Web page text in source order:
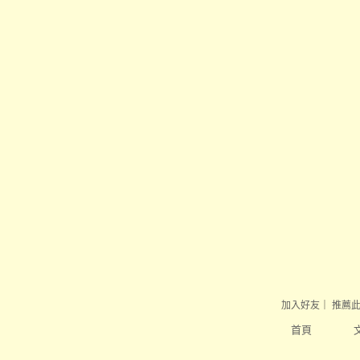
首頁
加入好友 推薦